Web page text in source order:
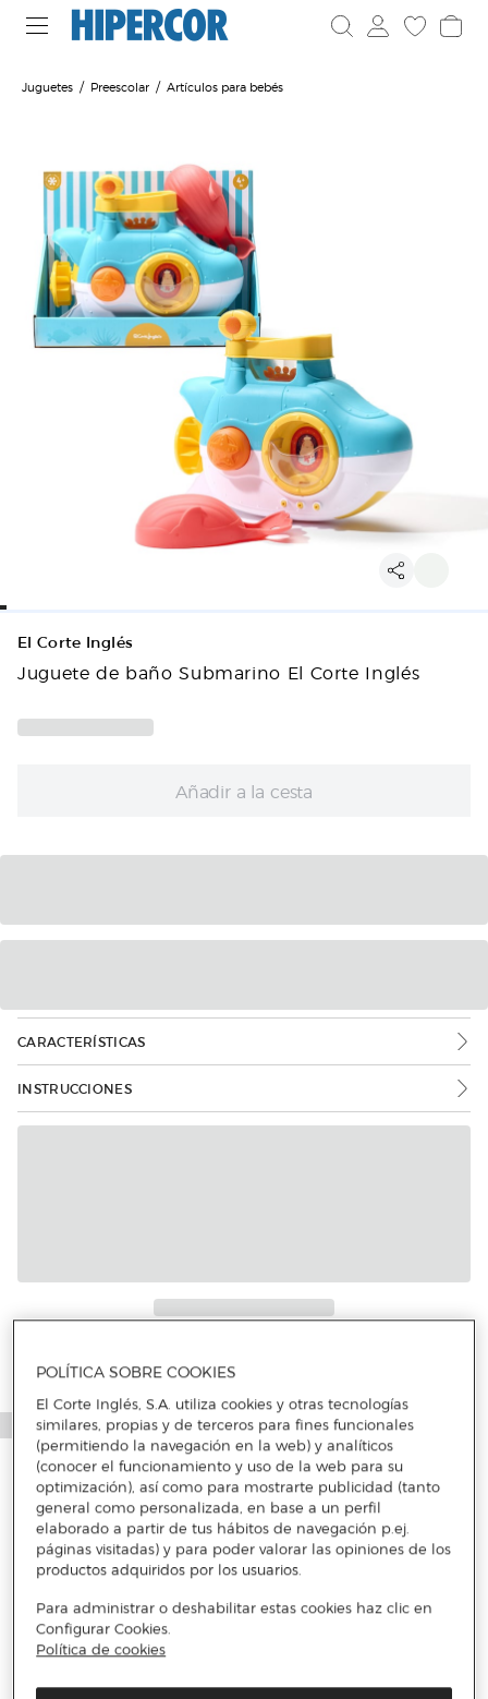
Juguetes Preescolar Artículos para bebés
El Corte Inglés
Juguete de baño Submarino El Corte Inglés
Añadir a la cesta
CARACTERÍSTICAS
INSTRUCCIONES
POLÍTICA SOBRE COOKIES
El Corte Inglés, S.A. utiliza cookies y otras tecnologías
similares, propias y de terceros para fines funcionales
(permitiendo la navegación en la web) y analíticos
(conocer el funcionamiento y uso de la web para su
optimización), así como para mostrarte publicidad (tanto
general como personalizada, en base a un perfil
elaborado a partir de tus hábitos de navegación p.ej.
páginas visitadas) y para poder valorar las opiniones de los
productos adquiridos por los usuarios.
Para administrar o deshabilitar estas cookies haz clic en
Configurar Cookies.
Política de cookies